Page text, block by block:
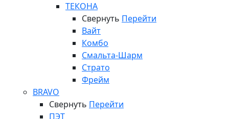
ТЕКОНА
Свернуть Перейти
Вайт
Комбо
Смальта-Шарм
Страто
Фрейм
BRAVO
Свернуть Перейти
ПЭТ